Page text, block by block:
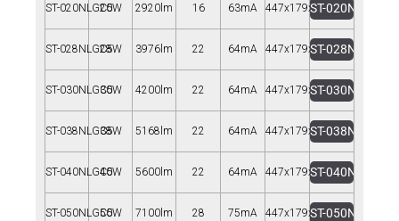
ST-020NLGC5
20W 2920lm 16 63mA 447x179x77ST-020NLGC5
ST-028NLGC5
28W 3976lm 22 64mA 447x179x77ST-028NLGC5
ST-030NLGC5
30W 4200lm 22 64mA 447x179x77ST-030NLGC5
ST-038NLGC5
38W 5168lm 22 64mA 447x179x77ST-038NLGC5
ST-040NLGC5
40W 5600lm 22 64mA 447x179x77ST-040NLGC5
ST-050NLGC5
50W 7100lm 28 75mA 447x179x77ST-050NLGC5